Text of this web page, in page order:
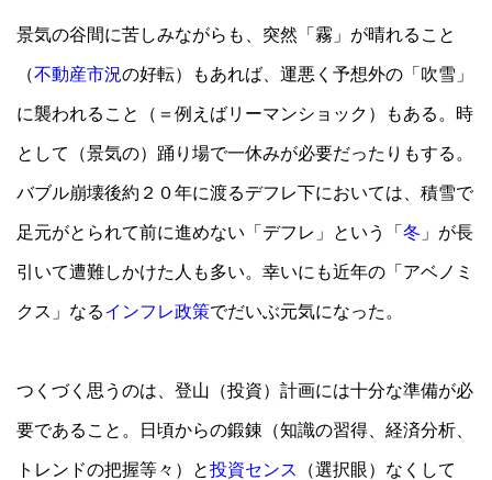
景気の谷間に苦しみながらも、突然「霧」が晴れること
（不動産市況の好転）もあれば、運悪く予想外の「吹雪」
に襲われること（＝例えばリーマンショック）もある。時
として（景気の）踊り場で一休みが必要だったりもする。
バブル崩壊後約２０年に渡るデフレ下においては、積雪で
足元がとられて前に進めない「デフレ」という「冬 」が長
引いて遭難しかけた人も多い。幸いにも近年の「アベノミ
クス」なるインフレ政策でだいぶ元気になった。
つくづく思うのは、登山（投資）計画には十分な準備が必
要であること。日頃からの鍛錬（知識の習得、経済分析、
トレンドの把握等々）と投資センス （選択眼）なくして